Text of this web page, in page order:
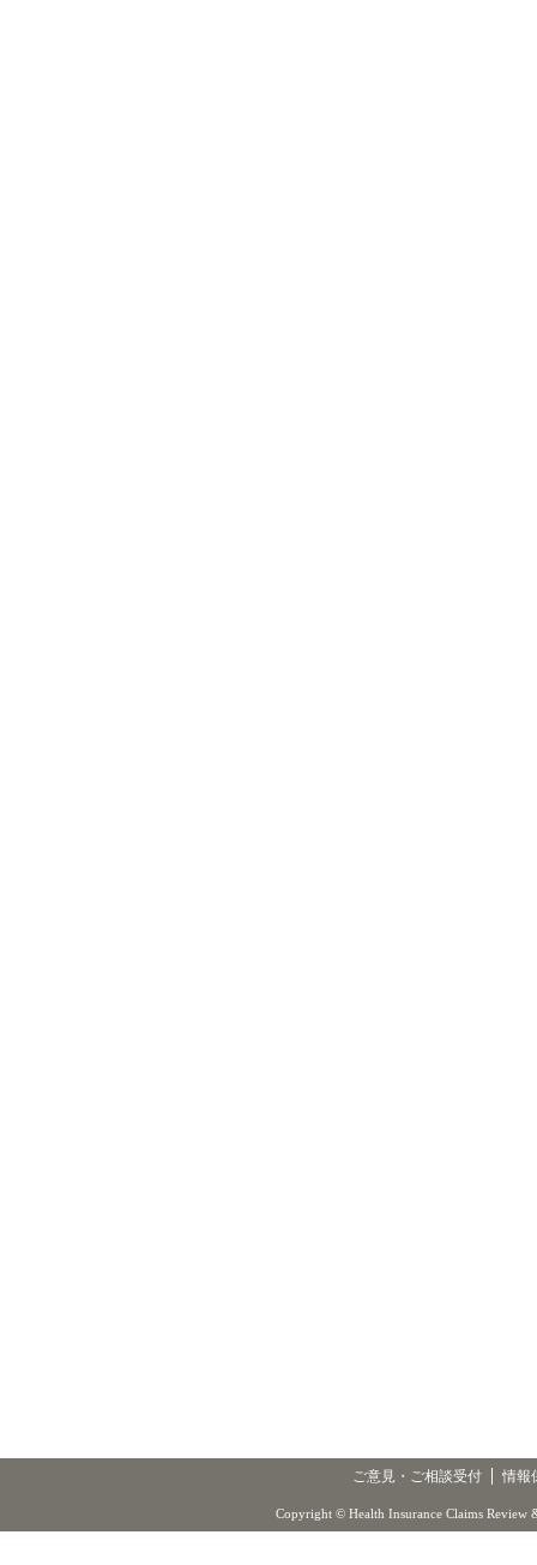
ご意見・ご相談受付 情報
Copyright © Health Insurance Claims Review